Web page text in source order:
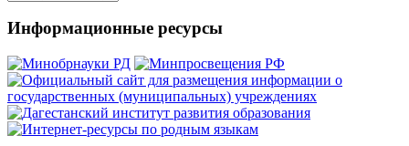
Информационные ресурсы